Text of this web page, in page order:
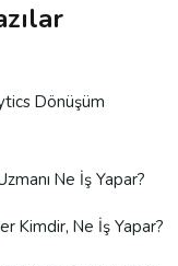
Dönüşüm
Ne İş Yapar?
Kimdir, Ne İş Yapar?